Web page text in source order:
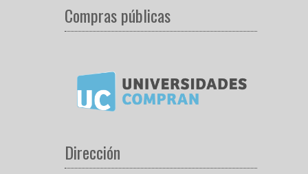
Compras públicas
Dirección